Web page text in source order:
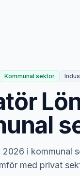
Kommunal sektor
i kommunal
med privat